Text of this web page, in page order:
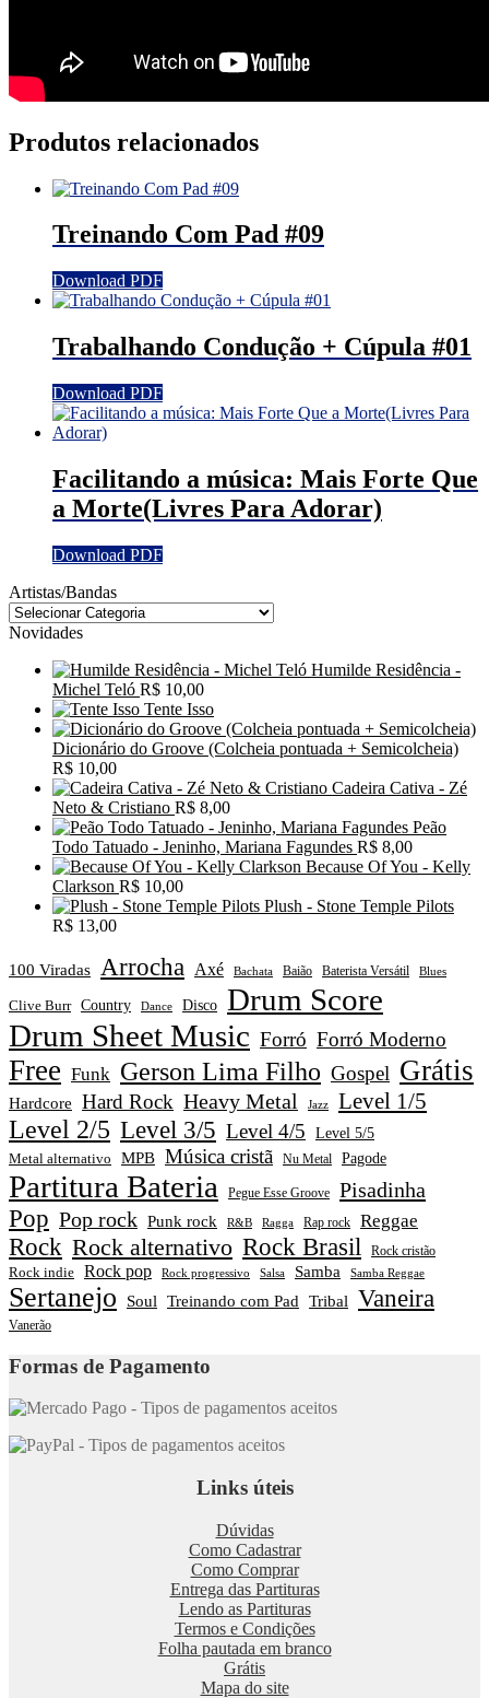
Produtos relacionados
Treinando Com Pad #09
Download PDF
Trabalhando Condução + Cúpula #01
Download PDF
Facilitando a música: Mais Forte Que
a Morte(Livres Para Adorar)
Download PDF
Artistas/Bandas
Novidades
Humilde Residência -
Michel Teló R$ 10,00
Tente Isso
Dicionário do Groove (Colcheia pontuada + Semicolcheia)
R$ 10,00
Cadeira Cativa - Zé
Neto & Cristiano R$ 8,00
Peão
Todo Tatuado - Jeninho, Mariana Fagundes R$ 8,00
Because Of You - Kelly
Clarkson R$ 10,00
Plush - Stone Temple Pilots
R$ 13,00
100 Viradas Arrocha Axé Bachata Baião Baterista Versátil Blues
Clive Burr Country Dance Disco Drum Score
Drum Sheet Music Forró Forró Moderno
Free Funk Gerson Lima Filho Gospel Grátis
Hardcore Hard Rock Heavy Metal Jazz Level 1/5
Level 2/5 Level 3/5 Level 4/5 Level 5/5
Metal alternativo MPB Música cristã Nu Metal Pagode
Partitura Bateria Pegue Esse Groove Pisadinha
Pop Pop rock Punk rock R&B Ragga Rap rock Reggae
Rock Rock alternativo Rock Brasil Rock cristão
Rock indie Rock pop Rock progressivo Salsa Samba Samba Reggae
Sertanejo Soul Treinando com Pad Tribal Vaneira
Vanerão
Formas de Pagamento
Links úteis
Dúvidas
Como Cadastrar
Como Comprar
Entrega das Partituras
Lendo as Partituras
Termos e Condições
Folha pautada em branco
Grátis
Mapa do site